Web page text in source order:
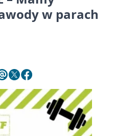
w parach